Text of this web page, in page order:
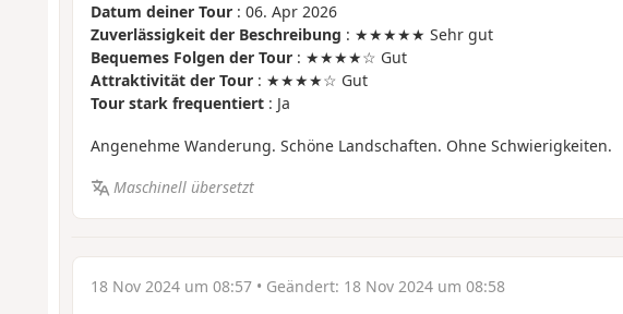
Datum deiner Tour: 06. Apr 2026
Zuverlässigkeit der Beschreibung : ★★★★★ Sehr gut
Bequemes Folgen der Tour: ★★★★☆ Gut
Attraktivität der Tour: ★★★★☆ Gut
Tour stark frequentiert: Ja
Angenehme Wanderung. Schöne Landschaften. Ohne Schwierigkeiten.
Maschinell übersetzt
18 Nov 2024 um 08:57• Geändert: 18 Nov 2024 um 08:58